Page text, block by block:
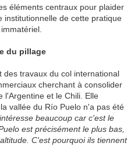
éléments centraux pour plaider
institutionnelle de cette pratique
du pillage
travaux du col international
cherchant à consolider
l'Argentine et le Chili. Elle
vallée du Río Puelo n'a pas été
beaucoup car c'est le
est précisément le plus bas,
C'est pourquoi ils tiennent